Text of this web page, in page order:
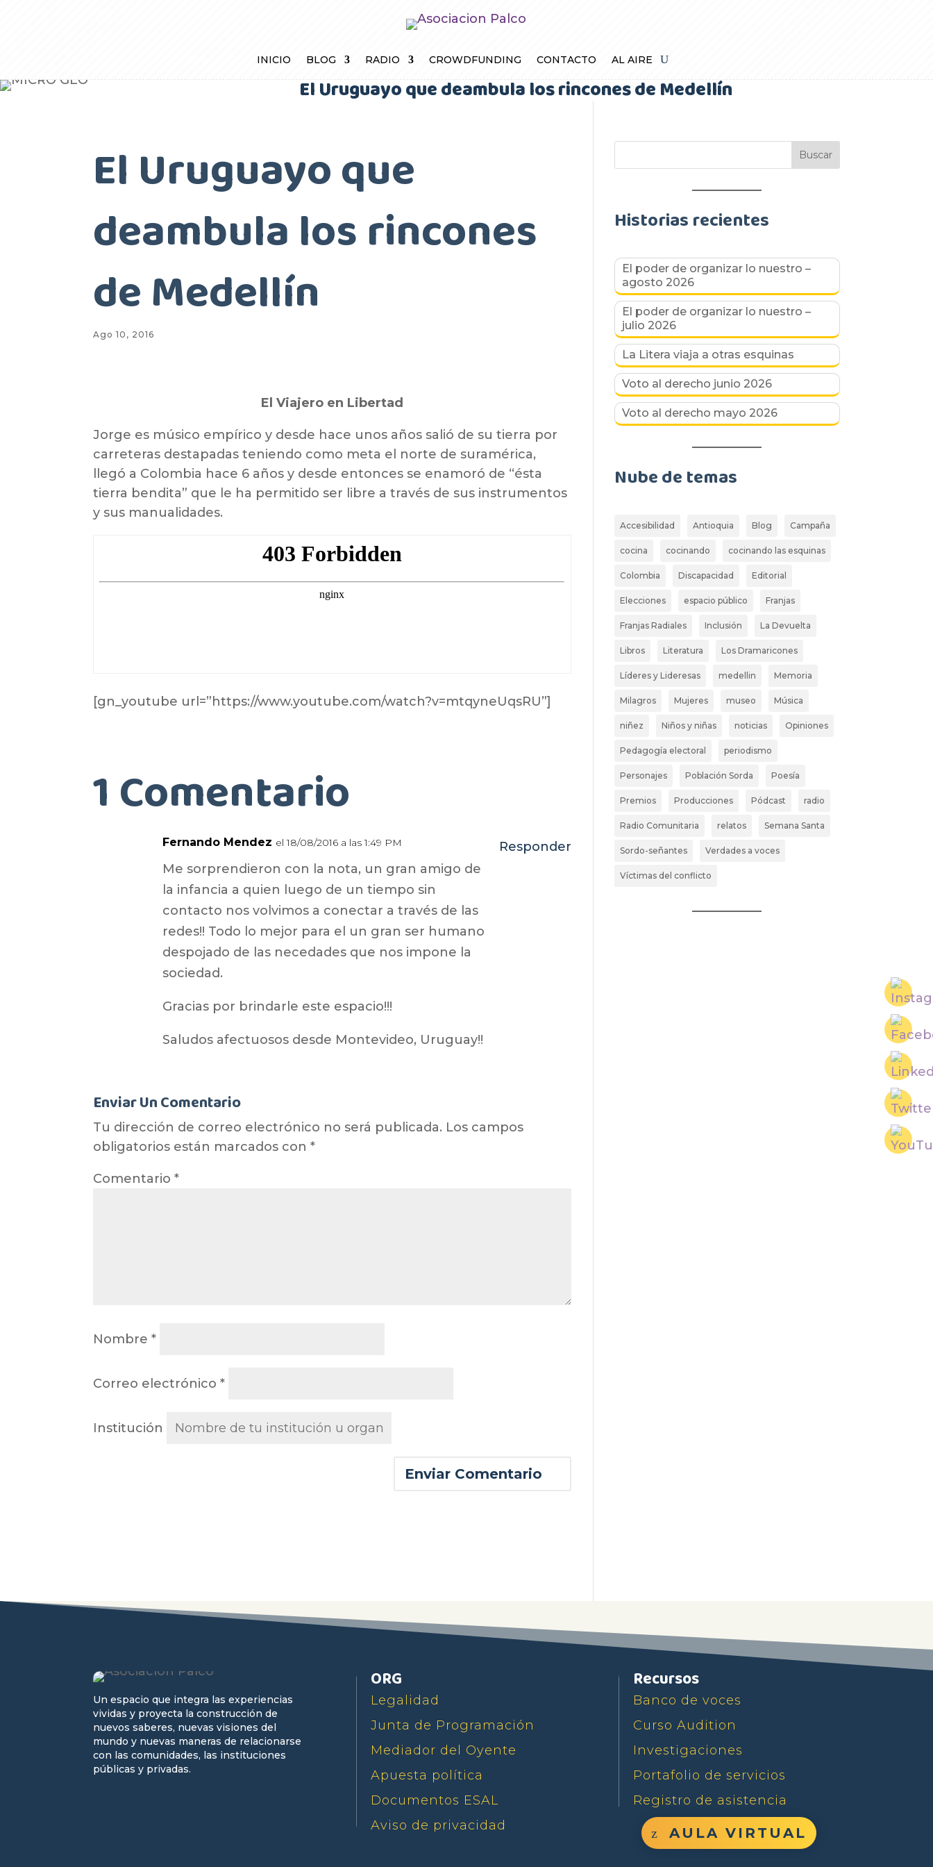
INICIO BLOG RADIO CROWDFUNDING CONTACTO AL AIRE
El Uruguayo que deambula los rincones de Medellín
El Uruguayo que
deambula los rincones
de Medellín
Ago 10, 2016
El Viajero en Libertad
Jorge es músico empírico y desde hace unos años salió de su tierra por
carreteras destapadas teniendo como meta el norte de suramérica,
llegó a Colombia hace 6 años y desde entonces se enamoró de “ésta
tierra bendita” que le ha permitido ser libre a través de sus instrumentos
y sus manualidades.
[gn_youtube url=”https://www.youtube.com/watch?v=mtqyneUqsRU”]
1 Comentario
Fernando Mendez el 18/08/2016 a las 1:49 PM
Me sorprendieron con la nota, un gran amigo de
la infancia a quien luego de un tiempo sin
contacto nos volvimos a conectar a través de las
redes!! Todo lo mejor para el un gran ser humano
despojado de las necedades que nos impone la
sociedad.
Gracias por brindarle este espacio!!!
Saludos afectuosos desde Montevideo, Uruguay!!
Responder
Enviar Un Comentario
Tu dirección de correo electrónico no será publicada. Los campos
obligatorios están marcados con*
Comentario*
Nombre*
Correo electrónico*
Institución
Historias recientes
El poder de organizar lo nuestro –
agosto 2026
El poder de organizar lo nuestro –
julio 2026
La Litera viaja a otras esquinas
Voto al derecho junio 2026
Voto al derecho mayo 2026
Nube de temas
Accesibilidad Antioquia Blog Campaña
cocina cocinando cocinando las esquinas
Colombia Discapacidad Editorial
Elecciones espacio público Franjas
Franjas Radiales Inclusión La Devuelta
Libros Literatura Los Dramaricones
Líderes y Lideresas medellin Memoria
Milagros Mujeres museo Música
niñez Niños y niñas noticias Opiniones
Pedagogía electoral periodismo
Personajes Población Sorda Poesía
Premios Producciones Pódcast radio
Radio Comunitaria relatos Semana Santa
Sordo-señantes Verdades a voces
Víctimas del conflicto
Un espacio que integra las experiencias
vividas y proyecta la construcción de
nuevos saberes, nuevas visiones del
mundo y nuevas maneras de relacionarse
con las comunidades, las instituciones
públicas y privadas.
ORG
Legalidad
Junta de Programación
Mediador del Oyente
Apuesta política
Documentos ESAL
Aviso de privacidad
Recursos
Banco de voces
Curso Audition
Investigaciones
Portafolio de servicios
Registro de asistencia
AULA VIRTUAL